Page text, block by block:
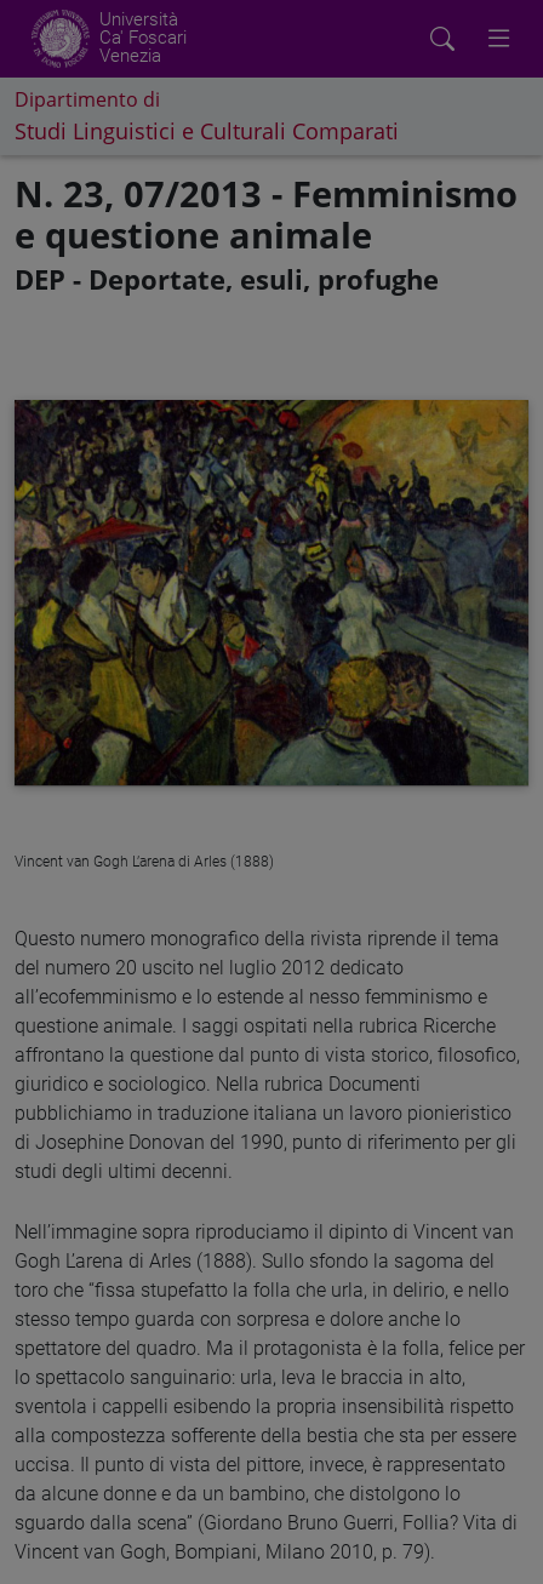
Università
Ca' Foscari
Venezia
Dipartimento di
Studi Linguistici e Culturali Comparati
N. 23, 07/2013 - Femminismo
e questione animale
DEP - Deportate, esuli, profughe
Vincent van Gogh L’arena di Arles (1888)
Questo numero monografico della rivista riprende il tema
del numero 20 uscito nel luglio 2012 dedicato
all’ecofemminismo e lo estende al nesso femminismo e
questione animale. I saggi ospitati nella rubrica Ricerche
affrontano la questione dal punto di vista storico, filosofico,
giuridico e sociologico. Nella rubrica Documenti
pubblichiamo in traduzione italiana un lavoro pionieristico
di Josephine Donovan del 1990, punto di riferimento per gli
studi degli ultimi decenni.
Nell’immagine sopra riproduciamo il dipinto di Vincent van
Gogh L’arena di Arles (1888). Sullo sfondo la sagoma del
toro che “fissa stupefatto la folla che urla, in delirio, e nello
stesso tempo guarda con sorpresa e dolore anche lo
spettatore del quadro. Ma il protagonista è la folla, felice per
lo spettacolo sanguinario: urla, leva le braccia in alto,
sventola i cappelli esibendo la propria insensibilità rispetto
alla compostezza sofferente della bestia che sta per essere
uccisa. Il punto di vista del pittore, invece, è rappresentato
da alcune donne e da un bambino, che distolgono lo
sguardo dalla scena” (Giordano Bruno Guerri, Follia? Vita di
Vincent van Gogh, Bompiani, Milano 2010, p. 79).